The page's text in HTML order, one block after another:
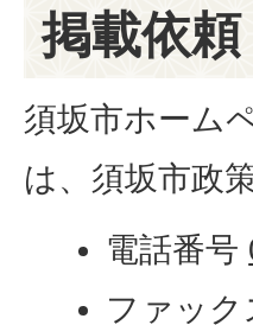
掲載依頼
須坂市ホーム
は、須坂市政
電話番号
ファック